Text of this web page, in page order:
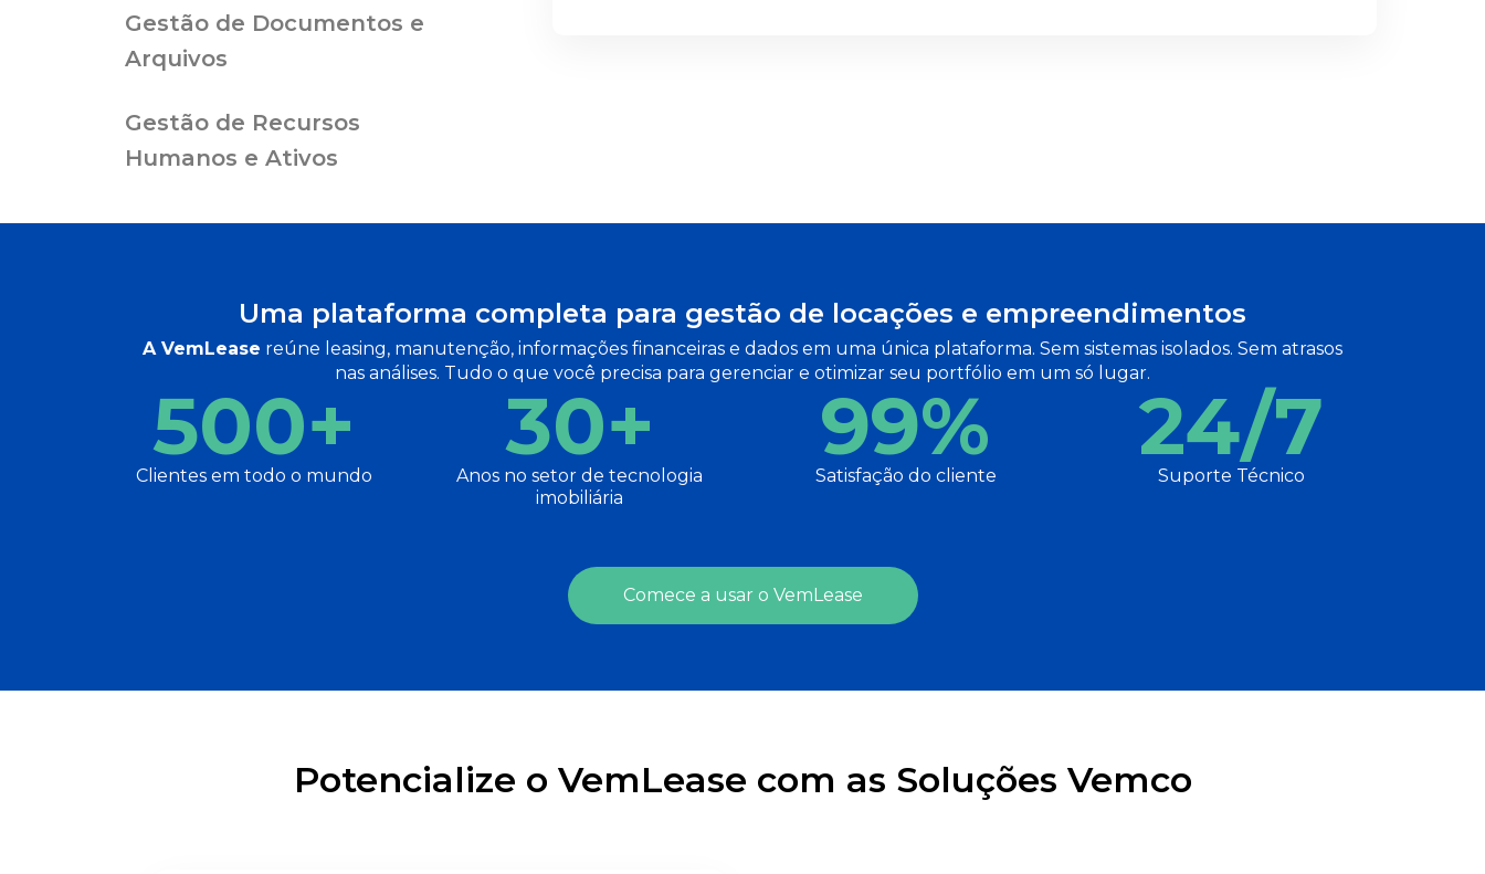
Gestão de Documentos e
Arquivos
Gestão de Recursos
Humanos e Ativos
Uma plataforma completa para gestão de locações e empreendimentos
A VemLease reúne leasing, manutenção, informações financeiras e dados em uma única plataforma. Sem sistemas isolados. Sem atrasos
nas análises. Tudo o que você precisa para gerenciar e otimizar seu portfólio em um só lugar.
500+
Clientes em todo o mundo
30+
Anos no setor de tecnologia
imobiliária
99%
Satisfação do cliente
24/7
Suporte Técnico
Comece a usar o VemLease
Potencialize o VemLease com as Soluções Vemco